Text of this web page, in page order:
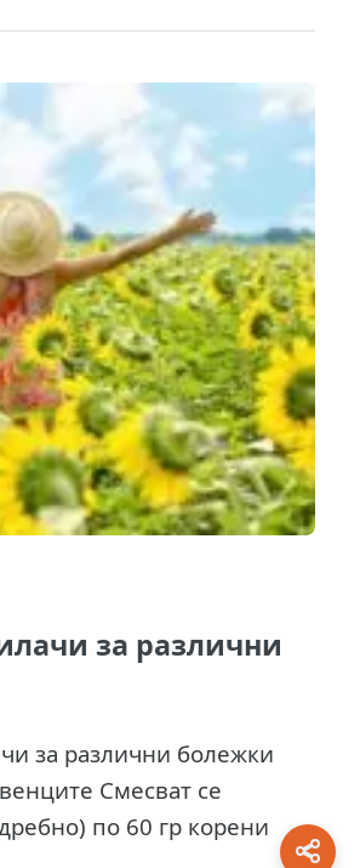
за различни
за различни болежки
Смесват се
по 60 гр корени